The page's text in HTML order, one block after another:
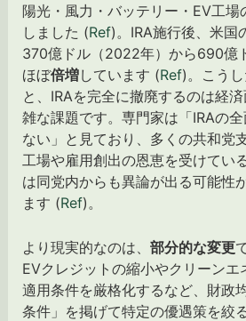
陽光・風力・バッテリー・EV工場
しました (Ref)。IRA施行後、米国
370億ドル（2022年）から690億
ほぼ倍増しています (Ref)。こう
と、IRAを完全に撤廃するのは経
雑な課題です。専門家は「IRAの
ない」と見ており、多くの共和党
工場や雇用創出の恩恵を受けてい
は同党内からも異論が出る可能性
ます (Ref)。
より現実的なのは、 部分的な変更
EVクレジットの縮小やクリーンエ
適用条件を厳格化するなど、財政
条件」を掲げて特定の優遇策を絞